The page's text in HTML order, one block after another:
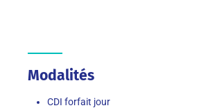
Modalités
CDI forfait jour